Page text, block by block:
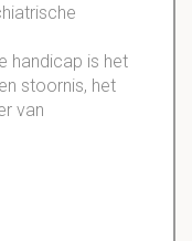
handicap is het
stoornis, het
van